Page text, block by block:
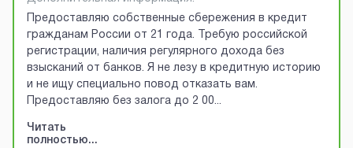
Предоставляю собственные сбережения в кредит
гражданам России от 21 года. Требую российской
регистрации, наличия регулярного дохода без
взысканий от банков. Я не лезу в кредитную историю
и не ищу специально повод отказать вам.
Предоставляю без залога до 2 00...
Читать
полностью...